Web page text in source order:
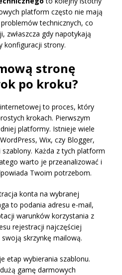
platform często nie mają
technicznych, co
zwłaszcza gdy napotykają
konfiguracji strony.
stronę
po kroku?
to proces, który
krokach. Pierwszym
platformy. Istnieje wiele
Wix, czy Blogger,
Każda z tych platform
warto je przeanalizować i
Twoim potrzebom.
konta na wybranej
to podania adresu e-mail,
warunków korzystania z
rejestracji najczęściej
skrzynkę mailową.
etap wybierania szablonu.
gamę darmowych